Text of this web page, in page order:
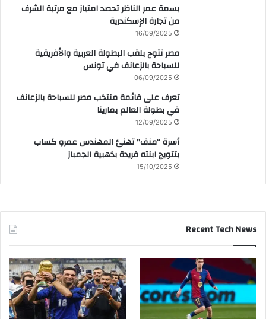
بسمة عمر الناظر تحصد امتياز مع مرتبة الشرف
من تجارة الإسكندرية
16/09/2025
مصر تتوج بلقب البطولة العربية والأفريقية
للسباحة بالزعانف في تونس
06/09/2025
تعرف على قائمة منتخب مصر للسباحة بالزعانف
في بطولة العالم بمارينا
12/09/2025
أسرة “منف” تهنئ المهندس عمرو كساب
بتتويج ابنته فريدة بذهبية الجمباز
15/10/2025
Recent Tech News